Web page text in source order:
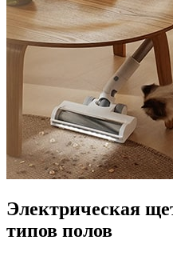
Электрическая
типов полов